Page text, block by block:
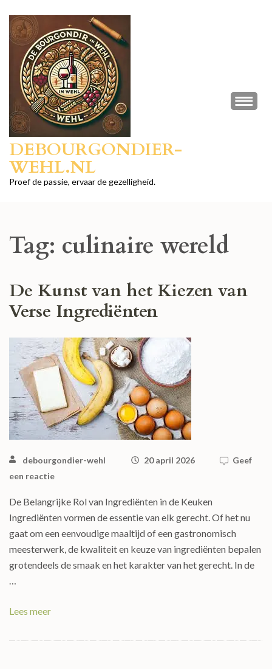
naar
inhoud
Enter)
DEBOURGONDIER-
WEHL.NL
Proef de passie, ervaar de gezelligheid.
Tag: culinaire wereld
De Kunst van het Kiezen van
Verse Ingrediënten
debourgondier-wehl 20 april 2026
Geef
een reactie
De Belangrijke Rol van Ingrediënten in de Keuken
Ingrediënten vormen de essentie van elk gerecht. Of het nu
gaat om een eenvoudige maaltijd of een gastronomisch
meesterwerk, de kwaliteit en keuze van ingrediënten bepalen
grotendeels de smaak en het karakter van het gerecht. In de
…
Lees meer